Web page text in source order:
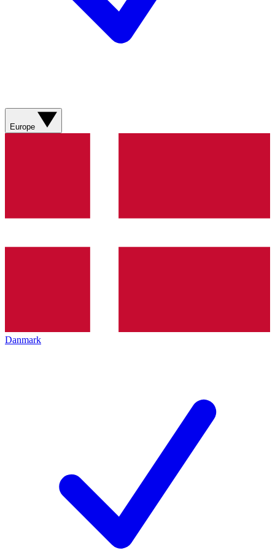
Europe
Danmark